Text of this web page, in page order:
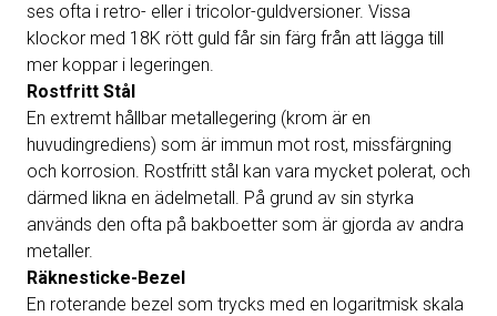
ses ofta i retro- eller i tricolor-guldversioner. Vissa
klockor med 18K rött guld får sin färg från att lägga till
mer koppar i legeringen.
Rostfritt Stål
En extremt hållbar metallegering (krom är en
huvudingrediens) som är immun mot rost, missfärgning
och korrosion. Rostfritt stål kan vara mycket polerat, och
därmed likna en ädelmetall. På grund av sin styrka
används den ofta på bakboetter som är gjorda av andra
metaller.
Räknesticke-Bezel
En roterande bezel som trycks med en logaritmisk skala